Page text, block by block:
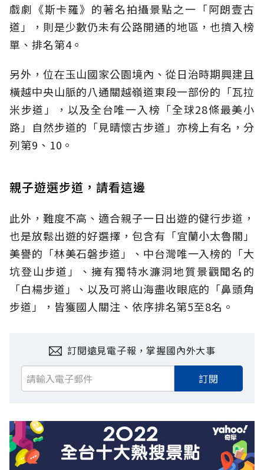
戲劇《斯卡羅》的著名拍攝景點之一「阿朗壹古
道」，則是少數仍未有公路開通的地區，也擠入榜
單、排名第4。
另外，位在玉山國家公園境內、從日治時期興建且
橫越中央山脈的八通關越嶺道東段一部份的「瓦拉
米步道」，以及全台唯一入榜「全球28條最美小
路」自然步道的「見晴懷古步道」亦榜上有名，分
列第9、10。
親子遊選步道，請看這邊
此外，難度不高、適合親子一日出遊的健行步道，
也是放鬆出遊的好選擇，包含有「宜蘭小太魯閣」
美譽的「林美石磐步道」、中台灣唯一入榜的「大
坑登山步道」、擁有獨特水濂洞地質景觀聞名的
「白楊步道」、以及可將山海盡收眼底的「鼻頭角
步道」，皆獲國人關注、依序排名第5至8名。
訂閱遠見電子報，掌握國內外大事
訂閱